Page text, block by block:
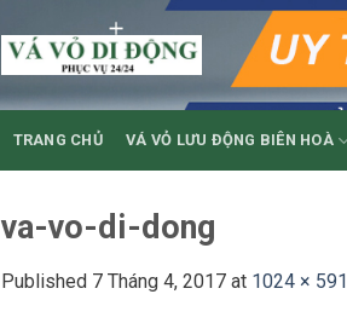
TRANG CHỦ VÁ VỎ LƯU ĐỘNG BIÊN HOÀ
va-vo-di-dong
Published 7 Tháng 4, 2017 at 1024 × 591